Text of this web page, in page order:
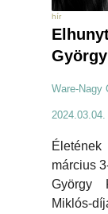
hír
Ware-Nagy
Életének
március
György
Miklós-